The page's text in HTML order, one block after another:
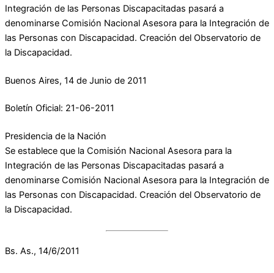
Integración de las Personas Discapacitadas pasará a
denominarse Comisión Nacional Asesora para la Integración de
las Personas con Discapacidad. Creación del Observatorio de
la Discapacidad.
Buenos Aires, 14 de Junio de 2011
Boletín Oficial: 21-06-2011
Presidencia de la Nación
Se establece que la Comisión Nacional Asesora para la
Integración de las Personas Discapacitadas pasará a
denominarse Comisión Nacional Asesora para la Integración de
las Personas con Discapacidad. Creación del Observatorio de
la Discapacidad.
Bs. As., 14/6/2011